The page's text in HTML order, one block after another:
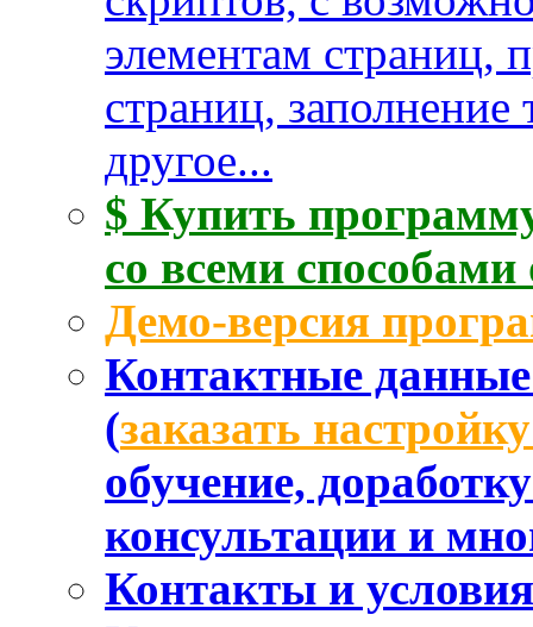
элементам страниц,
страниц,
другое...
$ Купить
со всеми
Демо-версия
Контактные данные
(заказать
обучение,
консультации и
Контакты и